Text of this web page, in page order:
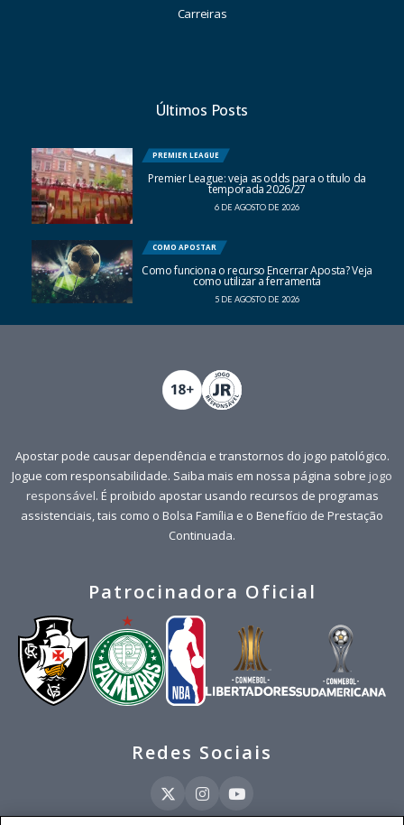
Carreiras
Últimos Posts
PREMIER LEAGUE
Premier League: veja as odds para o título da
temporada 2026/27
6 DE AGOSTO DE 2026
COMO APOSTAR
Como funciona o recurso Encerrar Aposta? Veja
como utilizar a ferramenta
5 DE AGOSTO DE 2026
Apostar pode causar dependência e transtornos do jogo patológico.
Jogue com responsabilidade. Saiba mais em nossa página sobre jogo
responsável. É proibido apostar usando recursos de programas
assistenciais, tais como o Bolsa Família e o Benefício de Prestação
Continuada.
Patrocinadora Oficial
Redes Sociais